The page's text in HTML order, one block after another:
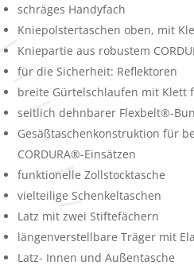
schräges Handyfach
Kniepolstertaschen oben, mit
Kniepartie aus robustem
für die Sicherheit: Reflektoren
breite Gürtelschlaufen mit Klett
seitlich dehnbarer Flexbelt®-
Gesäßtaschenkonstruktion für
CORDURA®-Einsätzen
funktionelle Zollstocktasche
vielteilige Schenkeltaschen
Latz mit zwei Stiftefächern
längenverstellbare Träger mit
Latz- Innen und Außentasche